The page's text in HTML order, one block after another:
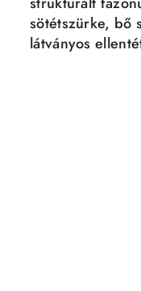
sötétszürke, bő
látványos